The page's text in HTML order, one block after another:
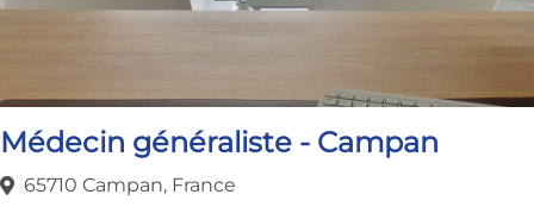
Médecin généraliste - Campan
65710 Campan, France